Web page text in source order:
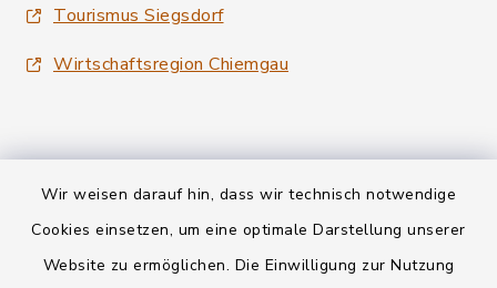
Wir weisen darauf hin, dass wir technisch notwendige
Cookies einsetzen, um eine optimale Darstellung unserer
Website zu ermöglichen. Die Einwilligung zur Nutzung
Tourismus Siegsdorf
Wirtschaftsregion Chiemgau
Kontakt